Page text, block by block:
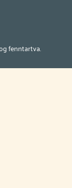
fenntartva.